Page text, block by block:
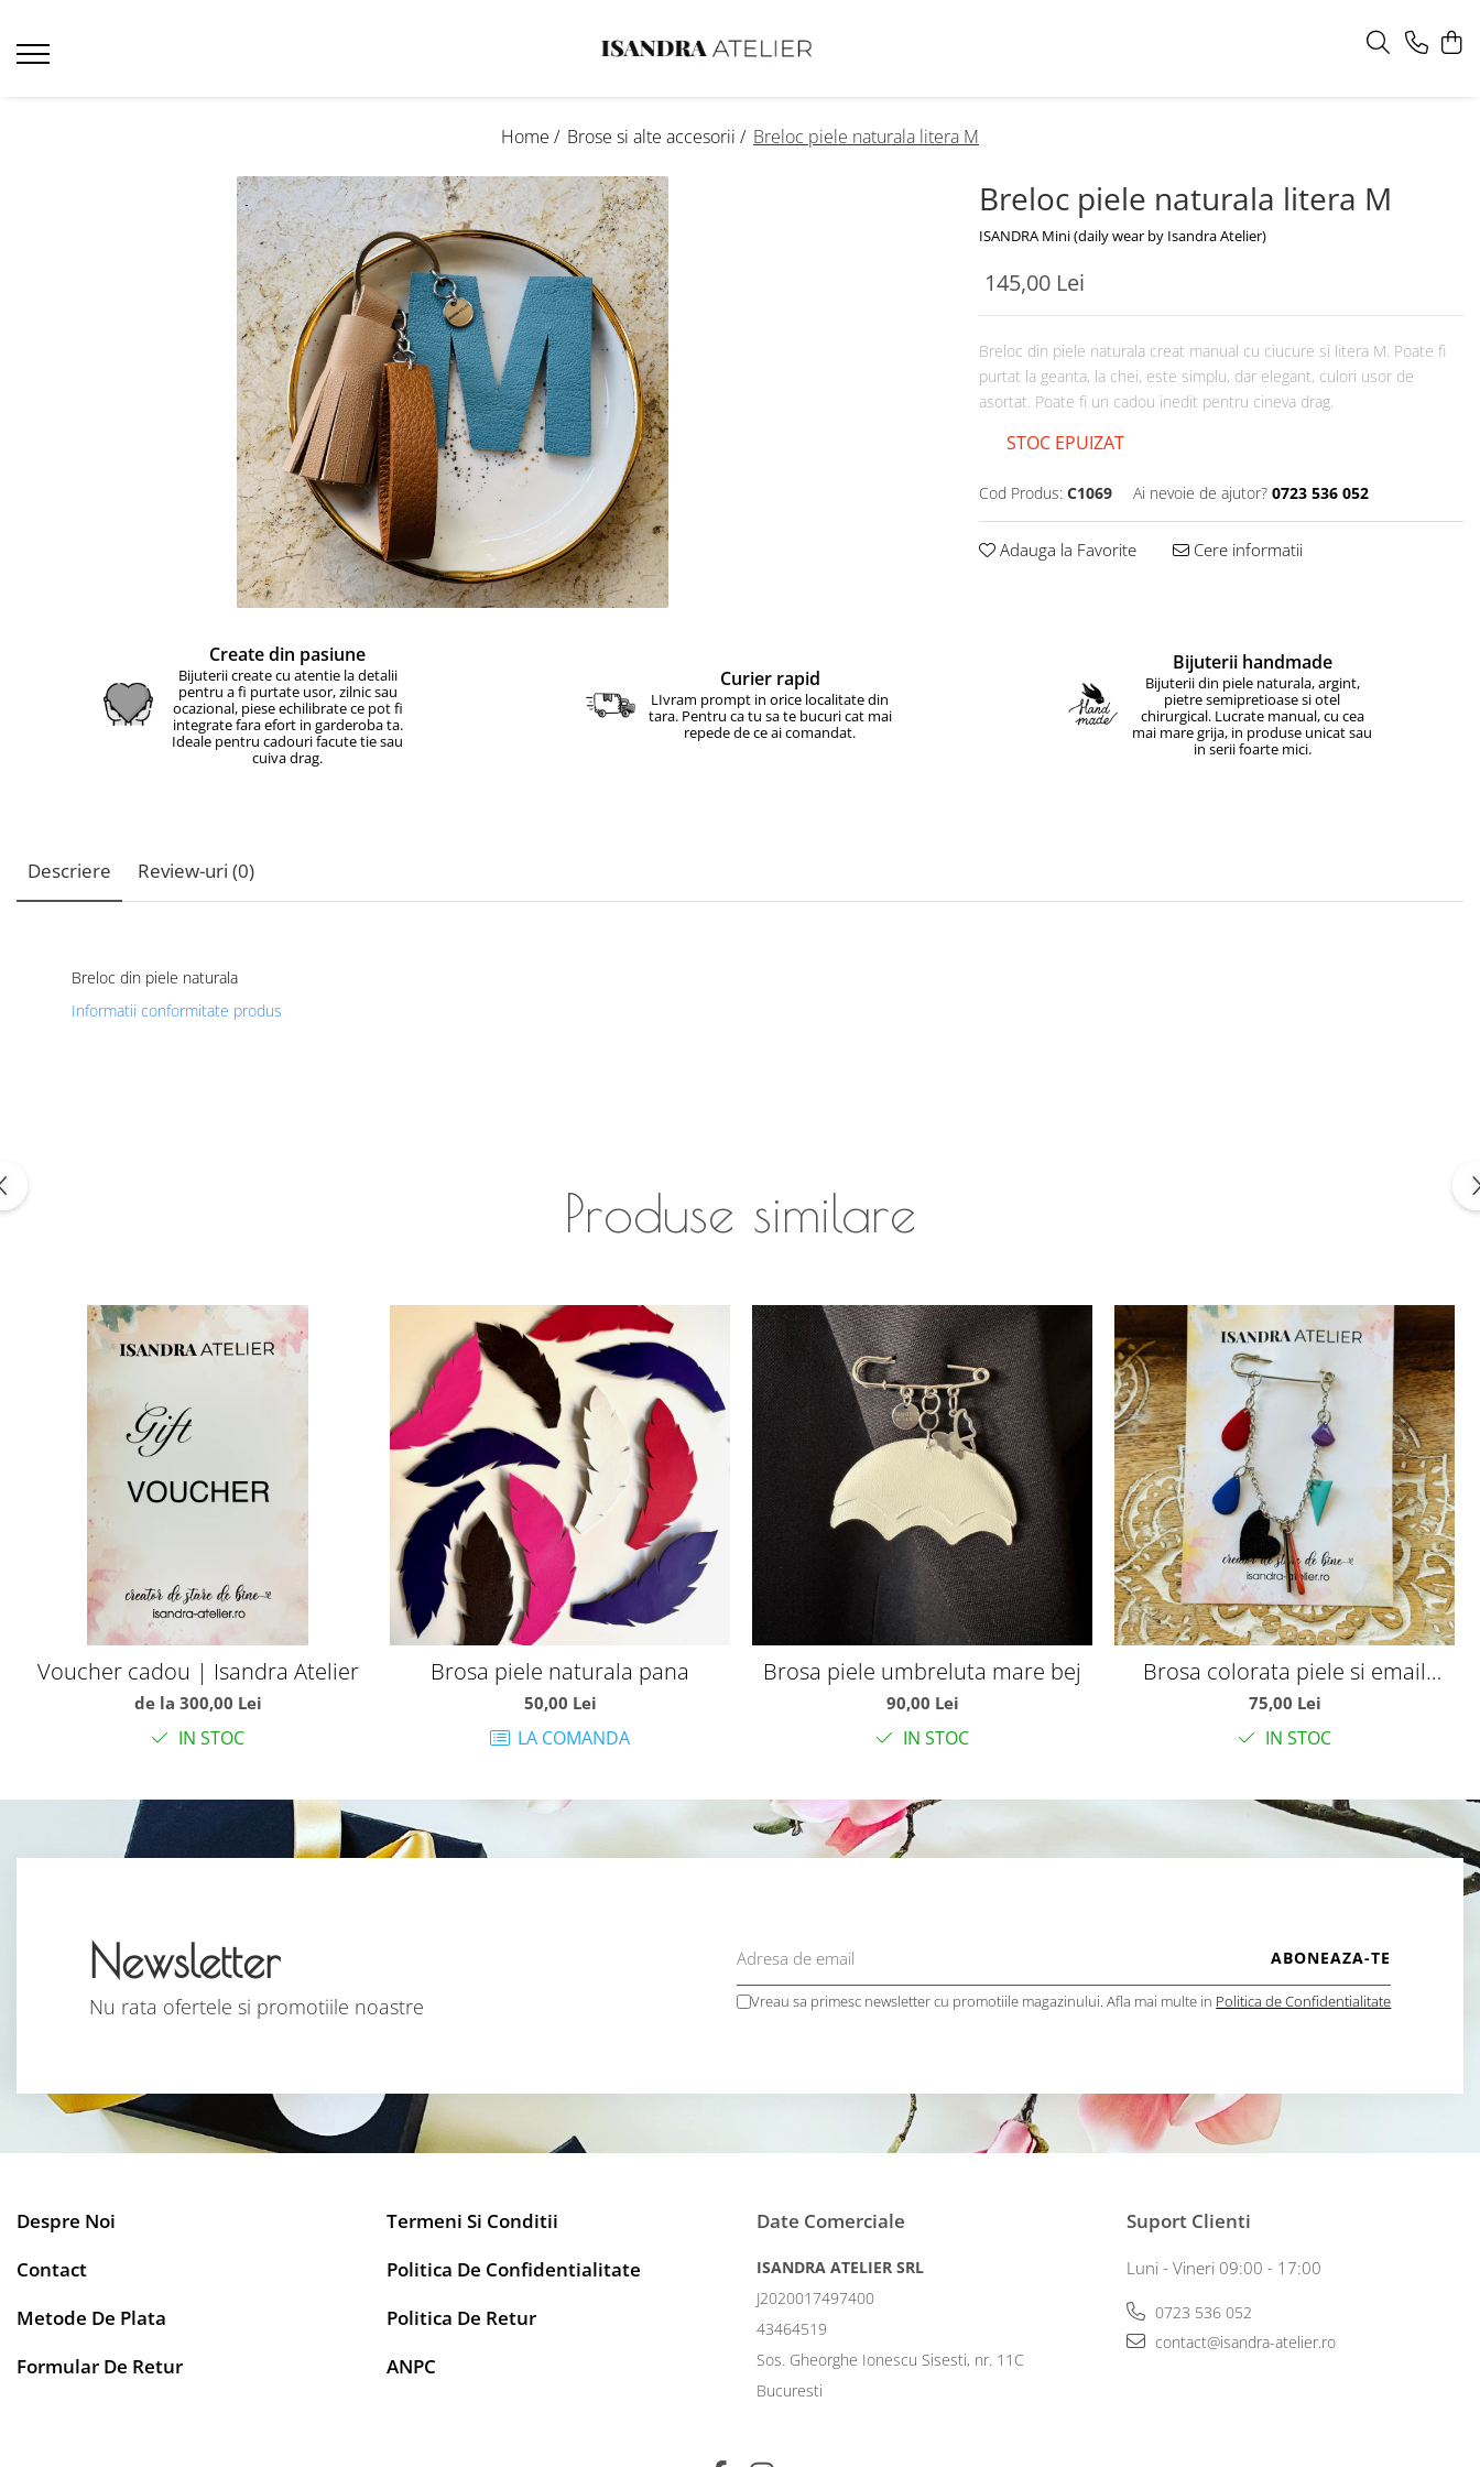
Home / Brose si alte accesorii / Breloc piele naturala litera M
Breloc piele naturala litera M
ISANDRA Mini (daily wear by Isandra Atelier)
145,00 Lei
Breloc din piele naturala creat manual cu ciucure si litera M. Poate fi
purtat la geanta, la chei, este simplu, dar elegant, culori usor de
asortat. Poate fi un cadou inedit pentru cineva drag.
STOC EPUIZAT
Cod Produs: C1069 Ai nevoie de ajutor? 0723 536 052
Adauga la Favorite Cere informatii
Create din pasiune
Bijuterii create cu atentie la detalii
pentru a fi purtate usor, zilnic sau
ocazional, piese echilibrate ce pot fi
integrate fara efort in garderoba ta.
Ideale pentru cadouri facute tie sau
cuiva drag.
Curier rapid
LIvram prompt in orice localitate din
tara. Pentru ca tu sa te bucuri cat mai
repede de ce ai comandat.
Bijuterii handmade
Bijuterii din piele naturala, argint,
pietre semipretioase si otel
chirurgical. Lucrate manual, cu cea
mai mare grija, in produse unicat sau
in serii foarte mici.
Descriere Review-uri (0)
Breloc din piele naturala
Informatii conformitate produs
Produse similare
Voucher cadou | Isandra Atelier
de la 300,00 Lei
IN STOC
Brosa piele naturala pana
50,00 Lei
LA COMANDA
Brosa piele umbreluta mare bej
90,00 Lei
IN STOC
Brosa colorata piele si email
varianta D
75,00 Lei
IN STOC
Newsletter
Nu rata ofertele si promotiile noastre Vreau sa primesc newsletter cu promotiile magazinului. Afla mai multe in Politica de Confidentialitate
Despre Noi
Contact
Metode De Plata
Formular De Retur
Termeni Si Conditii
Politica De Confidentialitate
Politica De Retur
ANPC
Date Comerciale
ISANDRA ATELIER SRL
J2020017497400
43464519
Sos. Gheorghe Ionescu Sisesti, nr. 11C
Bucuresti
Suport Clienti
Luni - Vineri 09:00 - 17:00
0723 536 052
contact@isandra-atelier.ro